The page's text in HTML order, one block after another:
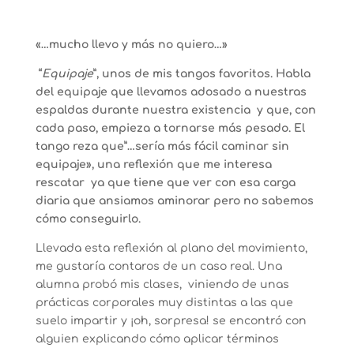
«…mucho llevo y más no quiero…»
“Equipaje”, unos de mis tangos favoritos. Habla
del equipaje que llevamos adosado a nuestras
espaldas durante nuestra existencia y que, con
cada paso, empieza a tornarse más pesado. El
tango reza que”…sería más fácil caminar sin
equipaje», una reflexión que me interesa
rescatar ya que tiene que ver con esa carga
diaria que ansiamos aminorar pero no sabemos
cómo conseguirlo.
Llevada esta reflexión al plano del movimiento,
me gustaría contaros de un caso real. Una
alumna probó mis clases, viniendo de unas
prácticas corporales muy distintas a las que
suelo impartir y ¡oh, sorpresa! se encontró con
alguien explicando cómo aplicar términos